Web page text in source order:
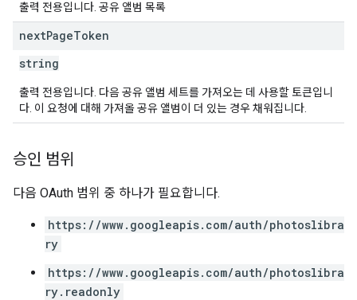
출력 전용입니다. 공유 앨범 목록
nextPageToken
string
출력 전용입니다. 다음 공유 앨범 세트를 가져오는 데 사용할 토큰입니
다. 이 요청에 대해 가져올 공유 앨범이 더 있는 경우 채워집니다.
승인 범위
다음 OAuth 범위 중 하나가 필요합니다.
https://www.googleapis.com/auth/photoslibra
ry
https://www.googleapis.com/auth/photoslibra
ry.readonly